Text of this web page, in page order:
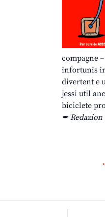
compagne
infortunis
divertent e
jessi util
biciclete
✒ Redazion